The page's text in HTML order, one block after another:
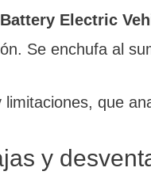
Electric
Se enchufa al
que
y